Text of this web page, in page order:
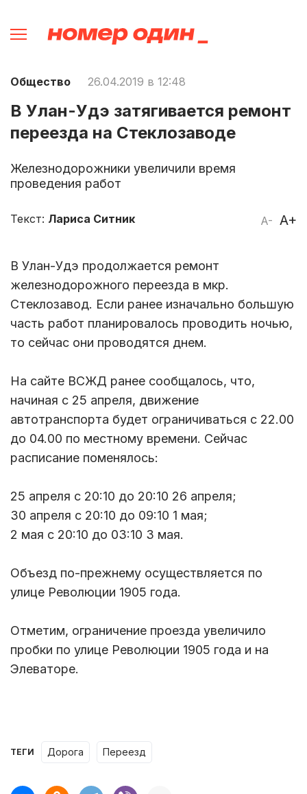
Общество 26.04.2019 в 12:48
В Улан-Удэ затягивается ремонт
переезда на Стеклозаводе
Железнодорожники увеличили время
проведения работ
A- A+
Текст: Лариса Ситник
В Улан-Удэ продолжается ремонт
железнодорожного переезда в мкр.
Стеклозавод. Если ранее изначально большую
часть работ планировалось проводить ночью,
то сейчас они проводятся днем.
На сайте ВСЖД ранее сообщалось, что,
начиная с 25 апреля, движение
автотранспорта будет ограничиваться с 22.00
до 04.00 по местному времени. Сейчас
расписание поменялось:
25 апреля с 20:10 до 20:10 26 апреля;
30 апреля с 20:10 до 09:10 1 мая;
2 мая с 20:10 до 03:10 3 мая.
Объезд по-прежнему осуществляется по
улице Революции 1905 года.
Отметим, ограничение проезда увеличило
пробки по улице Революции 1905 года и на
Элеваторе.
ТЕГИ дорога переезд